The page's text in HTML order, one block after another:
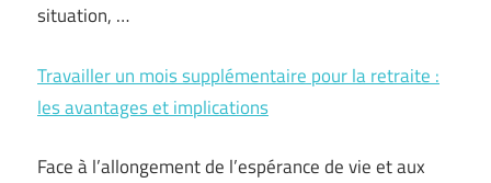
situation, …
Travailler un mois supplémentaire pour la retraite :
les avantages et implications
Face à l’allongement de l’espérance de vie et aux